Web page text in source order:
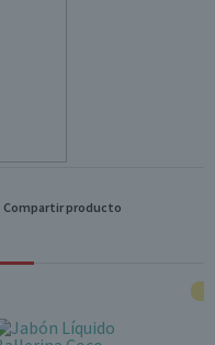
Compartir producto